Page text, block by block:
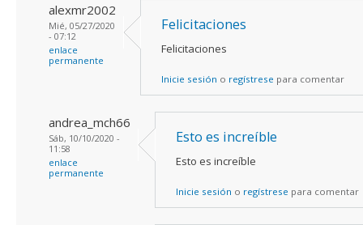
alexmr2002
Mié, 05/27/2020
- 07:12
enlace
permanente
Felicitaciones
Felicitaciones
Inicie sesión o regístrese para comentar
andrea_mch66
Sáb, 10/10/2020 -
11:58
enlace
permanente
Esto es increíble
Esto es increíble
Inicie sesión o regístrese para comentar